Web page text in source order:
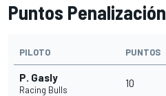
Puntos Penalización
PILOTO PUNTOS
P. Gasly
Racing Bulls
10